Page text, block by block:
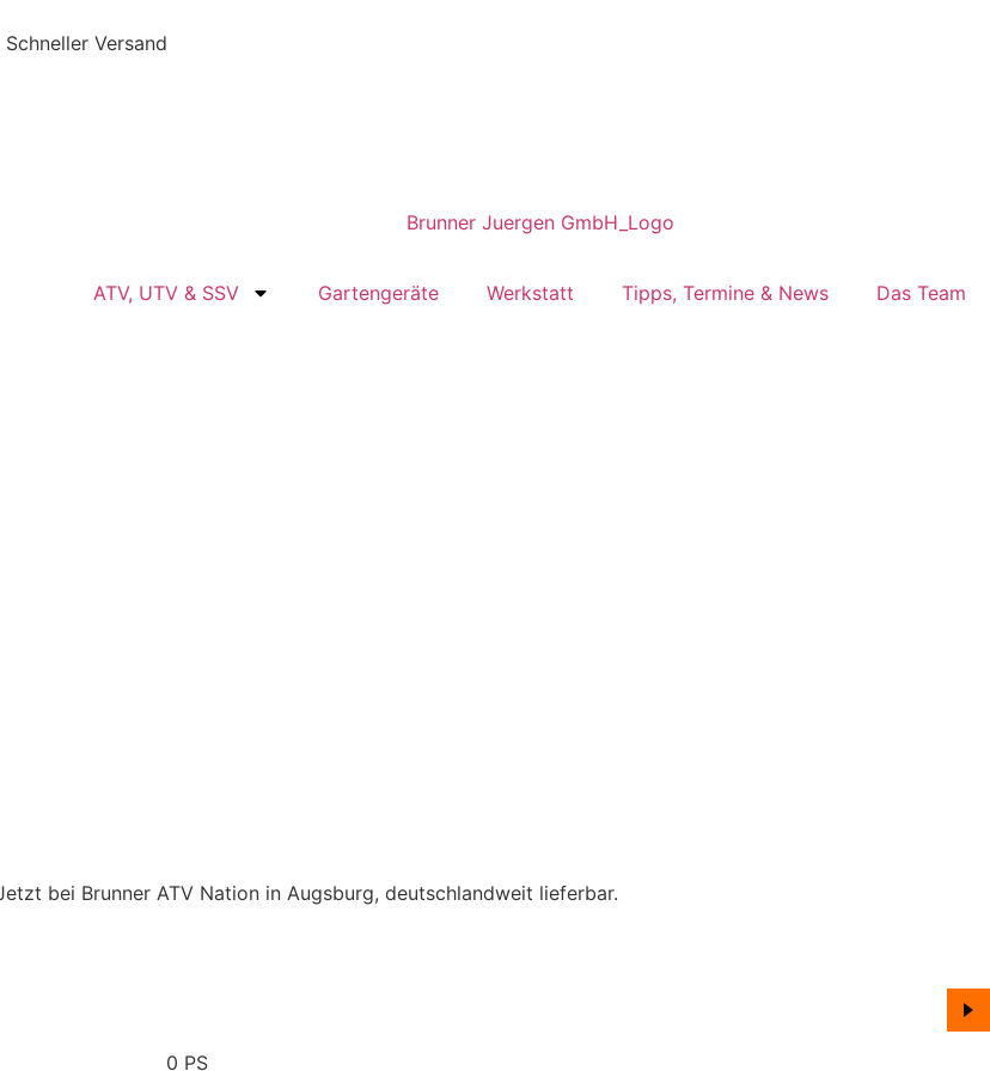
Versand
ATV, UTV & SSV Gartengeräte Werkstatt Tipps, Termine & News Das Team
bei Brunner ATV Nation in Augsburg, deutschlandweit lieferbar.
0 PS